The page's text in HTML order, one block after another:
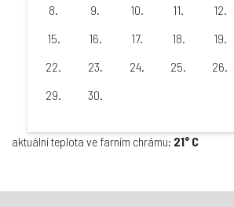
8.
9. 10. 11. 12.
15.
16. 17. 18. 19.
22.
23. 24. 25. 26.
29.
30.
aktuální teplota ve farním chrámu: 21° C